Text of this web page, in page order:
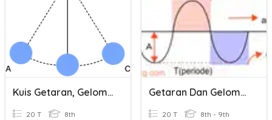
Kuis Getaran, Gelombang Dan Bunyi
20 T 8th
Getaran Dan Gelombang 1
20 T 8th - 9th